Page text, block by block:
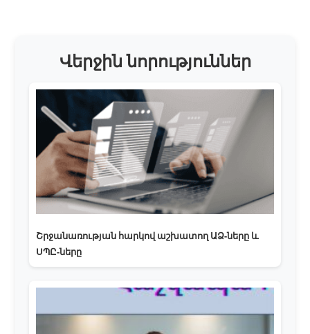
Վերջին նորություններ
Շրջանառության հարկով աշխատող ԱՁ-ները և
ՍՊԸ-ները